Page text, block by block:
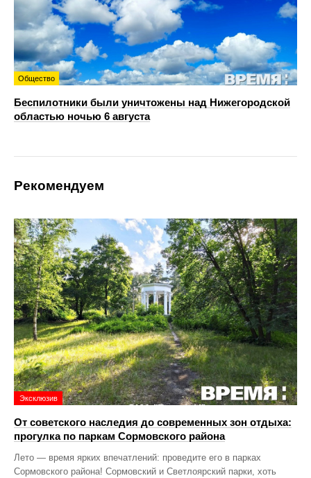
Общество
Беспилотники были уничтожены над Нижегородской
областью ночью 6 августа
Рекомендуем
Эксклюзив
От советского наследия до современных зон отдыха:
прогулка по паркам Сормовского района
Лето — время ярких впечатлений: проведите его в парках
Сормовского района! Сормовский и Светлоярский парки, хоть